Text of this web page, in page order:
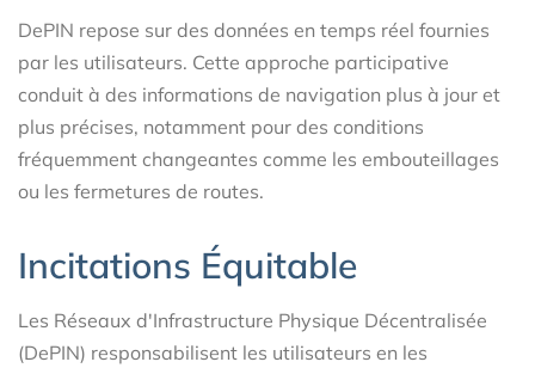
DePIN repose sur des données en temps réel fournies
par les utilisateurs. Cette approche participative
conduit à des informations de navigation plus à jour et
plus précises, notamment pour des conditions
fréquemment changeantes comme les embouteillages
ou les fermetures de routes.
Incitations Équitable
Les Réseaux d'Infrastructure Physique Décentralisée
(DePIN) responsabilisent les utilisateurs en les